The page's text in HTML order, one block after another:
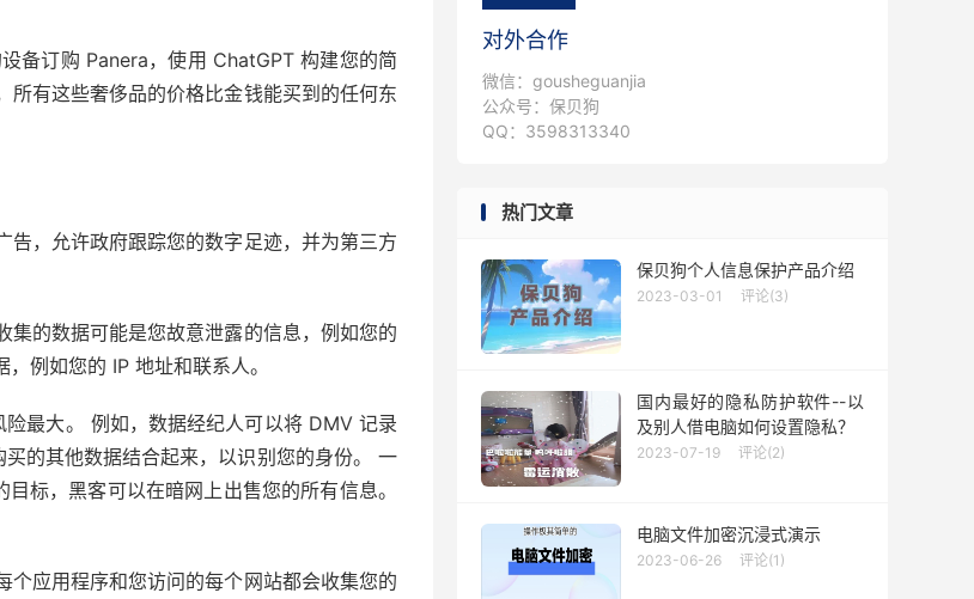
备订购 Panera，使用 ChatGPT 构建您的简
有这些奢侈品的价格比金钱能买到的任何东
，允许政府跟踪您的数字足迹，并为第三方
的数据可能是您故意泄露的信息，例如您的
例如您的 IP 地址和联系人。
最大。 例如，数据经纪人可以将 DMV 记录
的其他数据结合起来，以识别您的身份。 一
标，黑客可以在暗网上出售您的所有信息。
应用程序和您访问的每个网站都会收集您的
对外合作
微信：gousheguanjia
公众号：保贝狗
QQ：3598313340
热门文章
保贝狗个人信息保护产品介绍
2023-03-01 评论(3)
国内最好的隐私防护软件--以
及别人借电脑如何设置隐私？
2023-07-19 评论(2)
电脑文件加密沉浸式演示
2023-06-26 评论(1)